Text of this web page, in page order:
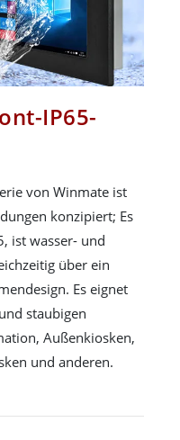
IP65-
von Winmate ist
konzipiert; Es
ist wasser- und
über ein
Es eignet
staubigen
Außenkiosken,
und anderen.